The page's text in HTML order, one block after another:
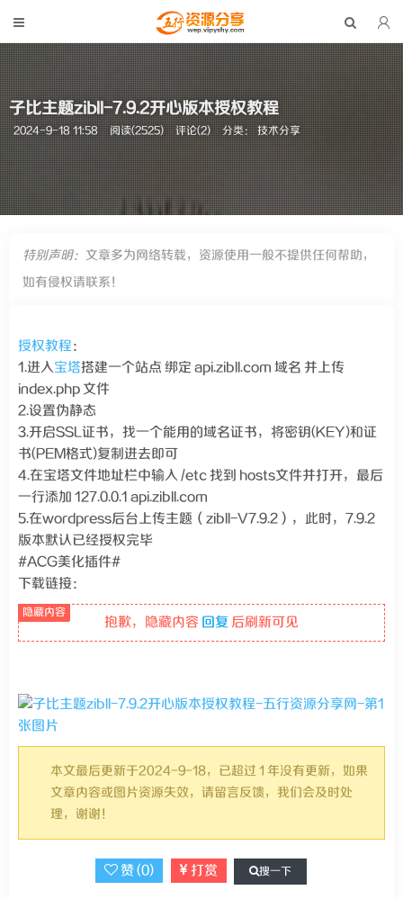
子比主题zibll-7.9.2开心版本授权教程
2024-9-18 11:58 阅读(2525) 评论(2) 分类：技术分享
特别声明： 文章多为网络转载，资源使用一般不提供任何帮助，
如有侵权请联系！
授权教程：
1.进入宝塔搭建一个站点 绑定 api.zibll.com 域名 并上传
index.php 文件
2.设置伪静态
3.开启SSL证书，找一个能用的域名证书，将密钥(KEY)和证
书(PEM格式)复制进去即可
4.在宝塔文件地址栏中输入 /etc 找到 hosts文件并打开，最后
一行添加 127.0.0.1 api.zibll.com
5.在wordpress后台上传主题（zibll-V7.9.2），此时，7.9.2
版本默认已经授权完毕
#ACG美化插件#
下载链接：
抱歉，隐藏内容 回复 后刷新可见
本文最后更新于2024-9-18，已超过 1 年没有更新，如果
文章内容或图片资源失效，请留言反馈，我们会及时处
理，谢谢！
赞 (0) 打赏 搜一下